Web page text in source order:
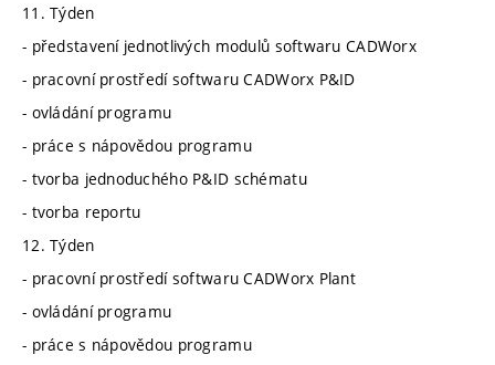
11. Týden
- představení jednotlivých modulů softwaru CADWorx
- pracovní prostředí softwaru CADWorx P&ID
- ovládání programu
- práce s nápovědou programu
- tvorba jednoduchého P&ID schématu
- tvorba reportu
12. Týden
- pracovní prostředí softwaru CADWorx Plant
- ovládání programu
- práce s nápovědou programu